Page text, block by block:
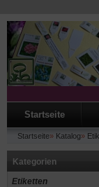
Startseite
Startseite» Katalog»
Kategorien
Etiketten